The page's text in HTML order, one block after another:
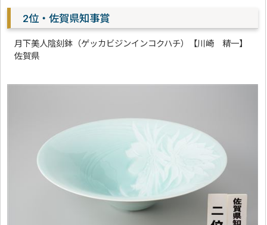
2位・佐賀県知事賞
月下美人陰刻鉢（ゲッカビジンインコクハチ）【川崎 精一】
佐賀県